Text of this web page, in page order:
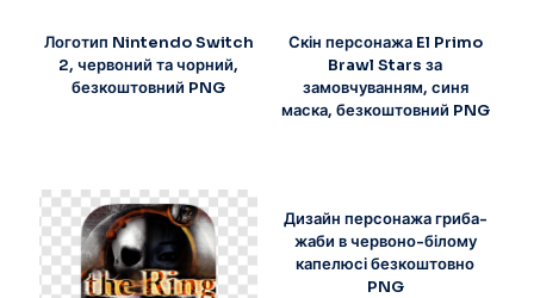
Логотип Nintendo Switch
2, червоний та чорний,
безкоштовний PNG
Скін персонажа El Primo
Brawl Stars за
замовчуванням, синя
маска, безкоштовний PNG
Дизайн персонажа гриба-
жаби в червоно-білому
капелюсі безкоштовно
PNG